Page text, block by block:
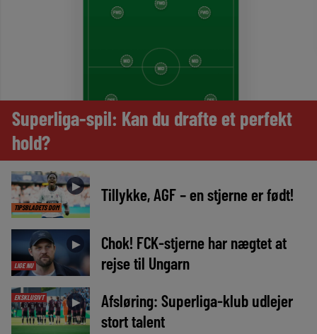
Superliga-spil: Kan du drafte et perfekt
hold?
TIPSBLADETS DOM
► Tillykke, AGF – en stjerne er født!
LIGE NU
►
Chok! FCK-stjerne har nægtet at
rejse til Ungarn
EKSKLUSIVT ►
Afsløring: Superliga-klub udlejer
stort talent